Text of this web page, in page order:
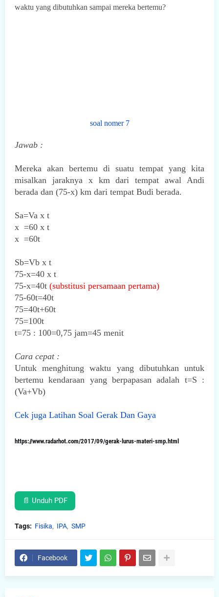
waktu yang dibutuhkan sampai mereka bertemu?
soal nomer 7
Jawab :
Mereka akan bertemu di suatu tempat yang kita
misalkan jaraknya x km dari tempat awal Andi
berada dan (75-x) km dari tempat Budi berada.
Sa=Va x t
x =60 x t
x =60t
Sb=Vb x t
75-x=40 x t
75-x=40t (substitusi persamaan pertama)
75-60t=40t
75=40t+60t
75=100t
t=75 : 100=0,75 jam=45 menit
Cara cepat :
Untuk menghitung waktu yang dibutuhkan untuk
bertemu kendaraan yang berpapasan adalah t=S :
(Va+Vb)
Cek juga Latihan Soal Gerak Dan Gaya
https://www.radarhot.com/2017/09/gerak-lurus-materi-smp.html
📄 Unduh PDF
Tags: Fisika IPA SMP
Facebook